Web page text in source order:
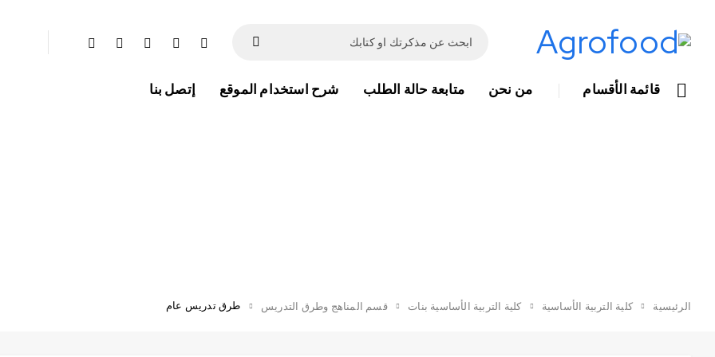
قائمة الأقسام من نحن متابعة حالة الطلب شرح استخدام الموقع إتصل بنا
الرئيسية كلية التربية الأساسية كلية التربية الأساسية بنات قسم المناهج وطرق التدريس طرق تدريس عام